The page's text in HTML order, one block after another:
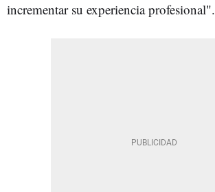
incrementar su experiencia profesional".